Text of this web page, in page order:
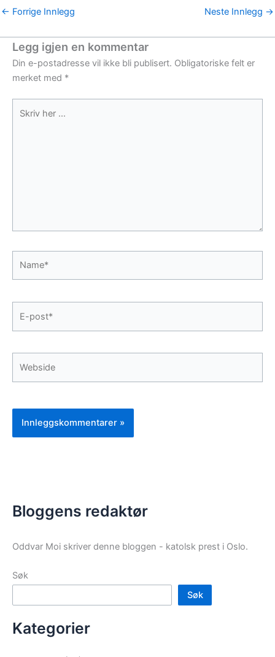
← Forrige Innlegg Neste Innlegg →
Legg igjen en kommentar
Din e-postadresse vil ikke bli publisert. Obligatoriske felt er
merket med *
her
post*
Bloggens redaktør
Oddvar Moi skriver denne bloggen - katolsk prest i Oslo.
Søk
Søk
Kategorier